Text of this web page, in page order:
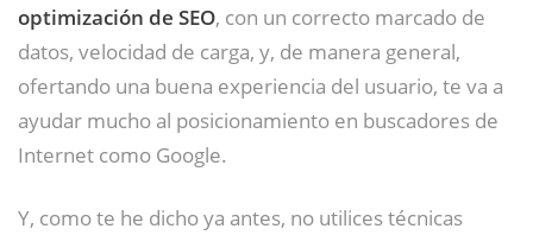
optimización de SEO, con un correcto marcado de
datos, velocidad de carga, y, de manera general,
ofertando una buena experiencia del usuario, te va a
ayudar mucho al posicionamiento en buscadores de
Internet como Google.
Y, como te he dicho ya antes, no utilices técnicas